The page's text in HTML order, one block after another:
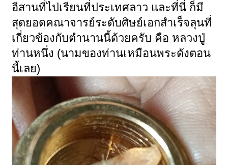
อีสานที่ไปเรียนที่ประเทศลาว และที่นี่ ก็มี
สุดยอดคณาจารย์ระดับศิษย์เอกสำเร็จลุนที่
เกี่ยวข้องกับตำนานนี้ด้วยครับ คือ หลวงปู่
ท่านหนึ่ง (นามของท่านเหมือนพระดังตอน
นี้เลย)